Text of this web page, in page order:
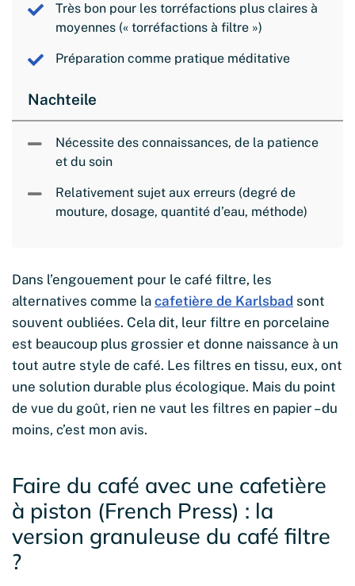
Très bon pour les torréfactions plus claires à
moyennes (« torréfactions à filtre »)
Préparation comme pratique méditative
Nachteile
Nécessite des connaissances, de la patience
et du soin
Relativement sujet aux erreurs (degré de
mouture, dosage, quantité d’eau, méthode)
Dans l’engouement pour le café filtre, les
alternatives comme la cafetière de Karlsbad sont
souvent oubliées. Cela dit, leur filtre en porcelaine
est beaucoup plus grossier et donne naissance à un
tout autre style de café. Les filtres en tissu, eux, ont
une solution durable plus écologique. Mais du point
de vue du goût, rien ne vaut les filtres en papier – du
moins, c’est mon avis.
Faire du café avec une cafetière
à piston (French Press) : la
version granuleuse du café filtre
?